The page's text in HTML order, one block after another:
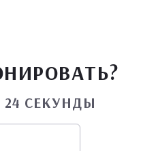
СЕКУНДЫ